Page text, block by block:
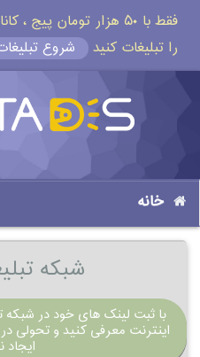
فقط با ۵۰ هزار تومان
را تبلیغات کنید
شروع
خانه
شبکه
با ثبت لینک های خود در شبکه
اینترنت معرفی کنید و تحولی
ایجاد